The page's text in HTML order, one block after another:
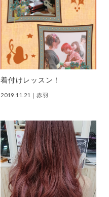
着付けレッスン！
2019.11.21 ｜赤羽